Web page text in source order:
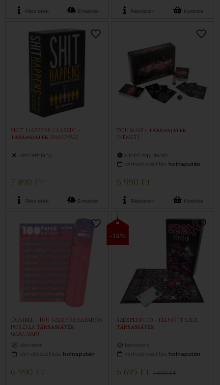
Részletek Értesítés Részletek Kosárba
Shit Happens Classic -
társasjáték (magyar)
készlethiány
7 890 Ft
Részletek Értesítés
you & me - társasjáték
(német)
utolsó egy darab
várható szállítás: holnapután
6 990 Ft
Részletek Kosárba
Desirel - 100 szexpóz kaparós
poszter társasjáték
(magyar)
készleten
várható szállítás: holnapután
6 990 Ft
-13%
Szexpedíció - felnőtt szex
társasjáték
készleten
várható szállítás: holnapután
6 695 Ft7 690 Ft